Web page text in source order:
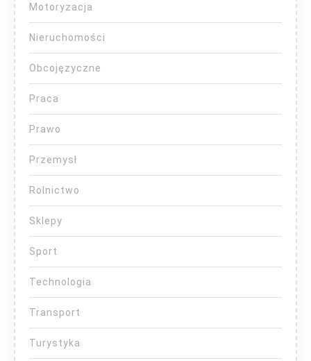
Motoryzacja
Nieruchomości
Obcojęzyczne
Praca
Prawo
Przemysł
Rolnictwo
Sklepy
Sport
Technologia
Transport
Turystyka